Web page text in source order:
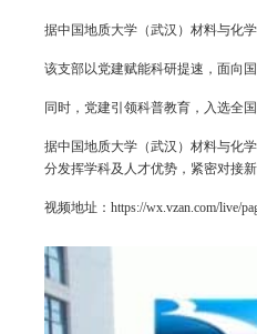
据中国地质大学（武汉）材料与化
该支部以党建赋能科研提速，面向
同时，党建引领科普教育，入选全
据中国地质大学（武汉）材料与化
分发挥学科及人才优势，紧密对接
视频地址：https://wx.vzan.com/live/